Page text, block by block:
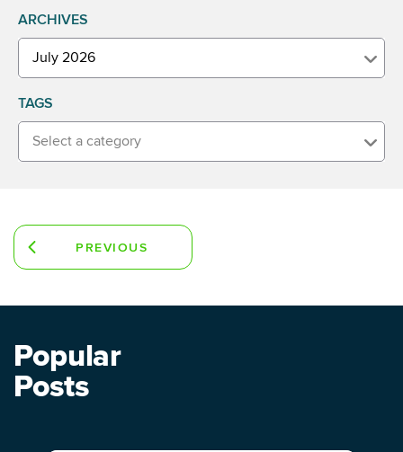
ARCHIVES
July 2026
TAGS
Select a category
PREVIOUS
Popular
Posts